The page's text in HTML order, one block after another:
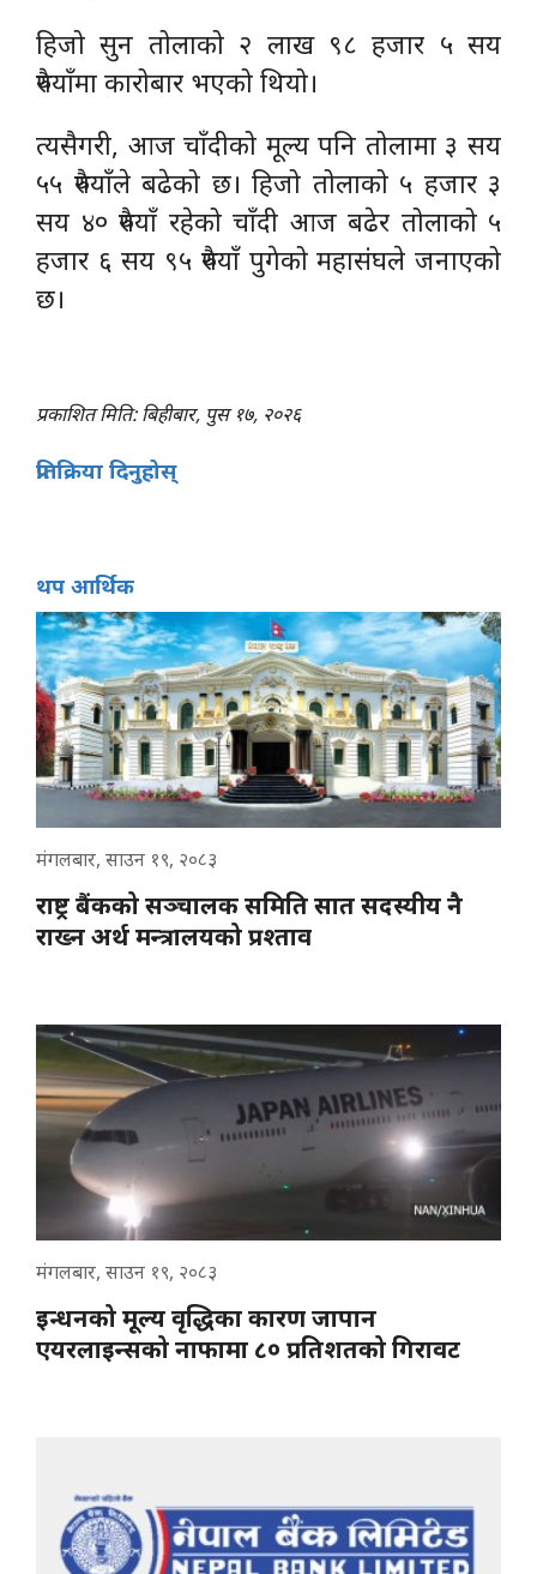
हिजो सुन तोलाको २ लाख ९८ हजार ५ सय
रुपैयाँमा कारोबार भएको थियो।
त्यसैगरी, आजचाँदीको मूल्य पनि तोलामा ३ सय
५५ रुपैयाँले बढेको छ। हिजो तोलाको ५ हजार ३
सय ४० रुपैयाँ रहेको चाँदी आज बढेर तोलाको ५
हजार ६ सय ९५ रुपैयाँ पुगेको महासंघले जनाएको
छ।
प्रकाशित मिति: बिहीबार, पुस १७, २०२६
प्रतिक्रिया दिनुहोस्
थप आर्थिक
मंगलबार, साउन १९, २०८३
राष्ट्र बैंकको सञ्चालक समिति सात सदस्यीय नै
राख्न अर्थ मन्त्रालयको प्रश्ताव
मंगलबार, साउन १९, २०८३
इन्धनको मूल्य वृद्धिका कारण जापान
एयरलाइन्सको नाफामा ८० प्रतिशतको गिरावट